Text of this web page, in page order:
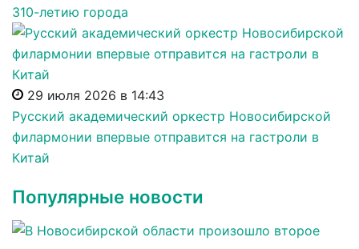
310-летию города
29 июля 2026 в 14:43
Русский академический оркестр Новосибирской
филармонии впервые отправится на гастроли в
Китай
Популярные новости